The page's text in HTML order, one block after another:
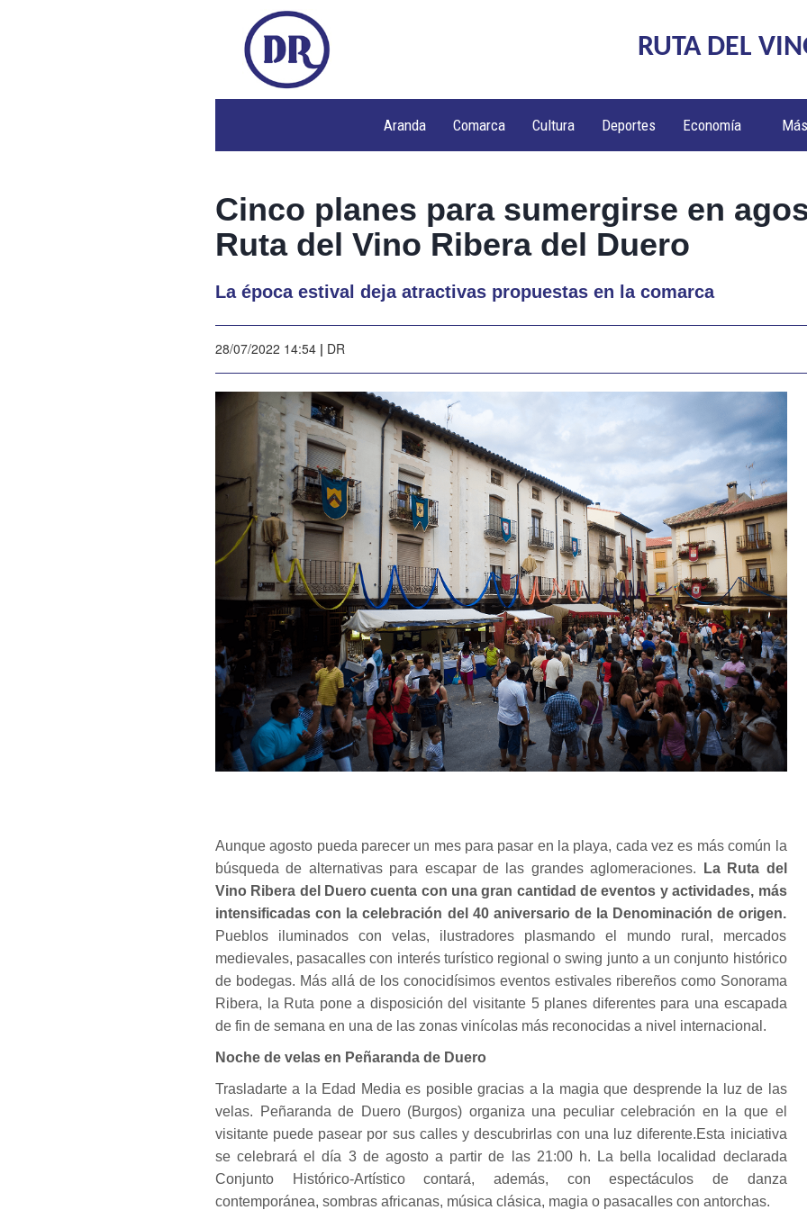
RUTA DEL
Aranda Comarca Cultura Deportes Economía
Cinco planes para sumergirse en
Ruta del Vino Ribera del Duero
La época estival deja atractivas propuestas en la comarca
28/07/2022 14:54 | DR
Aunque agosto pueda parecer un mes para pasar en la playa, cada vez es más común la
búsqueda de alternativas para escapar de las grandes aglomeraciones.
La Ruta del
Vino Ribera del Duero cuenta con una gran cantidad de eventos y actividades, más
intensificadas con la celebración del 40 aniversario de la Denominación de origen.
Pueblos iluminados con velas, ilustradores plasmando el mundo rural, mercados
medievales, pasacalles con interés turístico regional o swing junto a un conjunto histórico
de bodegas. Más allá de los conocidísimos eventos estivales ribereños como Sonorama
Ribera, la Ruta pone a disposición del visitante 5 planes diferentes para una escapada
de fin de semana en una de las zonas vinícolas más reconocidas a nivel internacional.
Noche de velas en Peñaranda de Duero
Trasladarte a la Edad Media es posible gracias a la magia que desprende la luz de las
velas. Peñaranda de Duero (Burgos) organiza una peculiar celebración en la que el
visitante puede pasear por sus calles y descubrirlas con una luz diferente.Esta iniciativa
se celebrará el día 3 de agosto a partir de las 21:00 h. La bella localidad declarada
Conjunto Histórico-Artístico contará, además, con espectáculos de danza
contemporánea, sombras africanas, música clásica, magia o pasacalles con antorchas.